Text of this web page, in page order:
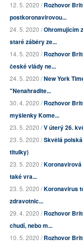
12. 5. 2020 /Rozhovor
postkoronavirovou...
24. 5. 2020 /Ohromujícím
staré záběry ze...
14. 5. 2020 /Rozhovor
české vlády ne...
24. 5. 2020 /New York
"Nenahradite...
30. 4. 2020 /Rozhovor
myšlenky Kome...
23. 5. 2020 /V úterý 26.
23. 5. 2020 /Skvělá
titulky)
23. 5. 2020 /Koronavirová
také vra...
23. 5. 2020 /Koronavirus
zdravotnic...
29. 4. 2020 /Rozhovor
chudí, nebo m...
10. 5. 2020 /Rozhovor